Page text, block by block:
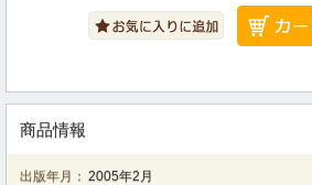
商品情報
出版年月： 2005年2月